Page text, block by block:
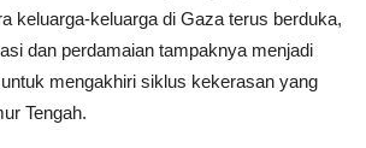
keluarga-keluarga di Gaza terus berduka,
dan perdamaian tampaknya menjadi
mengakhiri siklus kekerasan yang
Tengah.